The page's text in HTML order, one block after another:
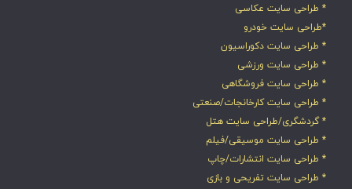
* طراحی سایت عکاسی
*طراحی سایت خودرو
* طراحی سایت دکوراسیون
* طراحی سایت ورزشی
* طراحی سایت فروشگاهی
* طراحی سایت کارخانجات/صنعتی
* گردشگری/طراحی سایت هتل
* طراحی سایت موسیقی/فیلم
* طراحی سایت انتشارات/چاپ
* طراحی سایت تفریحی و بازی